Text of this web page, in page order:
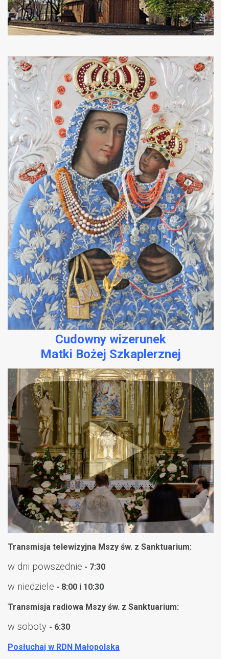
Cudowny wizerunek
Matki Bożej Szkaplerznej
Transmisja telewizyjna Mszy św. z Sanktuarium:
w dni powszednie - 7:30
w niedziele - 8:00 i 10:30
Transmisja radiowa Mszy św. z Sanktuarium:
w soboty - 6:30
Posłuchaj w RDN Małopolska